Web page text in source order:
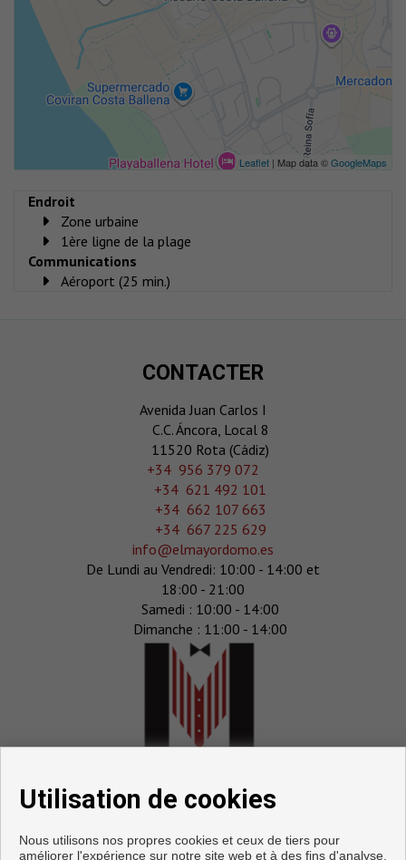
Leaflet | Map data ©GoogleMaps
Endroit
Zone urbaine
1ère ligne de la plage
Communications
Aéroport (25 min.)
CONTACTER
Avenida Juan Carlos I
C.C. Áncora, Local 8
11520 Rota (Cádiz)
‎+34 956 379 072
+34 621 492 101
+34 662 107 663
+34 667 225 629
info@elmayordomo.es
De Lundi au Vendredi: 10:00 - 14:00 et
18:00 - 21:00
Samedi : 10:00 - 14:00
Dimanche : 11:00 - 14:00
Utilisation de cookies
Nous utilisons nos propres cookies et ceux de tiers pour
améliorer l'expérience sur notre site web et à des fins d'analyse.